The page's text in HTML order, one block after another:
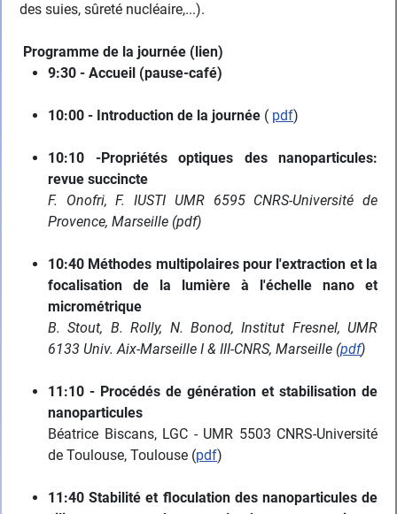
des suies, sûreté nucléaire,...).
Programme de la journée (lien)
9:30 - Accueil (pause-café)
10:00 - Introduction de la journée ( pdf)
10:10 -Propriétés optiques des nanoparticules:
revue succincte
F. Onofri, F. IUSTI UMR 6595 CNRS-Université de
Provence, Marseille (pdf)
10:40 Méthodes multipolaires pour l'extraction et la
focalisation de la lumière à l'échelle nano et
micrométrique
B. Stout, B. Rolly, N. Bonod, Institut Fresnel, UMR
6133 Univ. Aix-Marseille I & III-CNRS, Marseille (pdf)
11:10 - Procédés de génération et stabilisation de
nanoparticules
Béatrice Biscans, LGC - UMR 5503 CNRS-Université
de Toulouse, Toulouse (pdf)
11:40 Stabilité et floculation des nanoparticules de